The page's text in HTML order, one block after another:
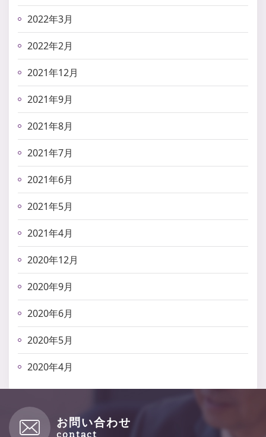
2022年3月
2022年2月
2021年12月
2021年9月
2021年8月
2021年7月
2021年6月
2021年5月
2021年4月
2020年12月
2020年9月
2020年6月
2020年5月
2020年4月
お問い合わせ